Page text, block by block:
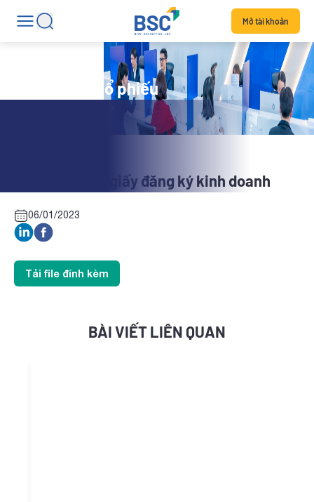
Mở tài khoản
Tin tức mã cổ phiếu
CT3: Thay đổi giấy đăng ký kinh doanh
06/01/2023
Tải file đính kèm
BÀI VIẾT LIÊN QUAN